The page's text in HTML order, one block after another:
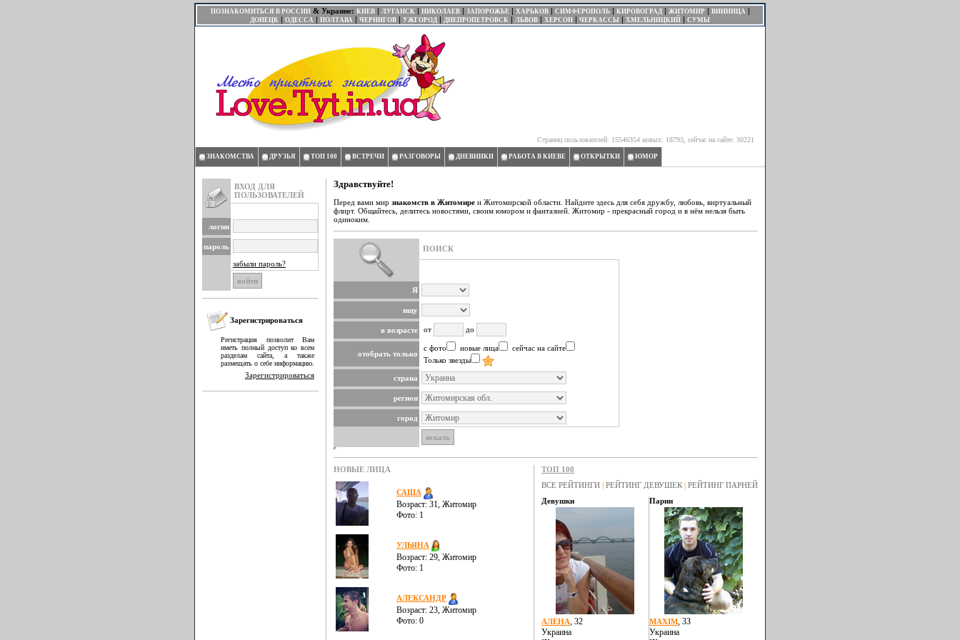
ПОЗНАКОМИТЬСЯ В РОССИИ& Украине: КИЕВ| ЛУГАНСК | НИКОЛАЕВ| ЗАПОРОЖЬЕ| ХАРЬКОВ| СИМФЕРОПОЛЬ| КИРОВОГРАД| ЖИТОМИР | ВИННИЦА |
ДОНЕЦК | ОДЕССА | ПОЛТАВА | ЧЕРНИГОВ | УЖГОРОД | ДНЕПРОПЕТРОВСК | ЛЬВОВ | ХЕРСОН | ЧЕРКАССЫ | ХМЕЛЬНИЦКИЙ | СУМЫ
Страниц пользователей: 15546354 новых: 18793, сейчас на сайте: 30221
ЗНАКОМСТВА ДРУЗЬЯ ТОП 100 ВСТРЕЧИ РАЗГОВОРЫ ДНЕВНИКИ РАБОТА В КИЕВЕ ОТКРЫТКИ ЮМОР
ВХОД ДЛЯ
ПОЛЬЗОВАТЕЛЕЙ
логин
пароль
забыли пароль?
Зарегистрироваться
Регистрация позволит Вам
иметь полный доступ ко всем
разделам сайта, а также
размещать о себе информацию.
Зарегистрироваться
Здравствуйте!
Перед вами мир знакомств в Житомире и Житомирской области. Найдите здесь для себя дружбу, любовь, виртуальный
флирт. Общайтесь, делитесь новостями, своим юмором и фантазией. Житомир - прекрасный город и в нём нельзя быть
одиноким.
ПОИСК
Я
ищу
в возрасте от до
отобрать только
с фото новые лица
сейчас на сайте
Только звезды
страна
регион
город
НОВЫЕ ЛИЦА
САША
Возраст: 31, Житомир
Фото: 1
УЛЬЯНА
Возраст: 29, Житомир
Фото: 1
АЛЕКСАНДР
Возраст: 23, Житомир
Фото: 0
ТОП 100
ВСЕ РЕЙТИНГИ | РЕЙТИНГ ДЕВУШЕК | РЕЙТИНГ ПАРНЕЙ
Девушки
АЛЕНА, 32
Украина
Парни
MAXIM, 33
Украина